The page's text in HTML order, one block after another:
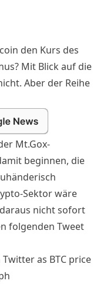
den Kurs des
Mit Blick auf die
Aber der Reihe
Mt.Gox-
beginnen, die
Sektor wäre
nicht sofort
folgenden Tweet
Twitter as BTC price